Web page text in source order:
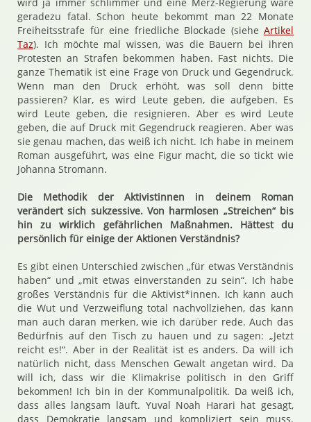
geradezu fatal. Schon heute bekommt man 22 Monate
Freiheitsstrafe für eine friedliche Blockade (siehe Artikel
Taz). Ich möchte mal wissen, was die Bauern bei ihren
Protesten an Strafen bekommen haben. Fast nichts. Die
ganze Thematik ist eine Frage von Druck und Gegendruck.
Wenn man den Druck erhöht, was soll denn bitte
passieren? Klar, es wird Leute geben, die aufgeben. Es
wird Leute geben, die resignieren. Aber es wird Leute
geben, die auf Druck mit Gegendruck reagieren. Aber was
sie genau machen, das weiß ich nicht. Ich habe in meinem
Roman ausgeführt, was eine Figur macht, die so tickt wie
Johanna Stromann.
Die Methodik der Aktivistinnen in deinem Roman
verändert sich sukzessive. Von harmlosen „Streichen“ bis
hin zu wirklich gefährlichen Maßnahmen. Hättest du
persönlich für einige der Aktionen Verständnis?
Es gibt einen Unterschied zwischen „für etwas Verständnis
haben“ und „mit etwas einverstanden zu sein“. Ich habe
großes Verständnis für die Aktivist*innen. Ich kann auch
die Wut und Verzweiflung total nachvollziehen, das kann
man auch daran merken, wie ich darüber rede. Auch das
Bedürfnis auf den Tisch zu hauen und zu sagen: „Jetzt
reicht es!“. Aber in der Realität ist es anders. Da will ich
natürlich nicht, dass Menschen Gewalt angetan wird. Da
will ich, dass wir die Klimakrise politisch in den Griff
bekommen! Ich bin in der Kommunalpolitik. Da weiß ich,
dass alles langsam läuft. Yuval Noah Harari hat gesagt,
dass Demokratie langsam und kompliziert sein muss.